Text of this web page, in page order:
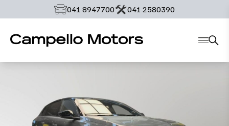
‭041 8947700‬ ‭041 2580390‬